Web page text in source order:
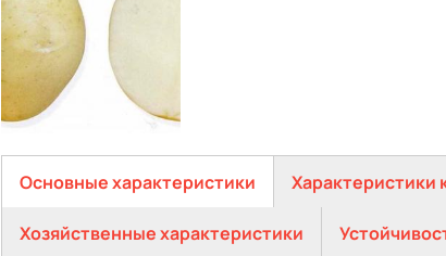
Основные характеристики
вкладка)
Характеристики
Хозяйственные характеристики